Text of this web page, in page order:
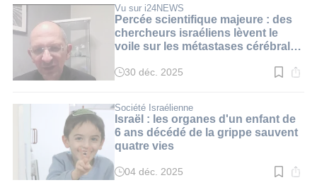
:
3
min.
Vu sur i24NEWS
Percée scientifique majeure : des
chercheurs israéliens lèvent le
voile sur les métastases cérébrales
Temps
:
3
min.
30 déc. 2025
Société Israélienne
Israël : les organes d'un enfant de
6 ans décédé de la grippe sauvent
quatre vies
Temps
04 déc. 2025